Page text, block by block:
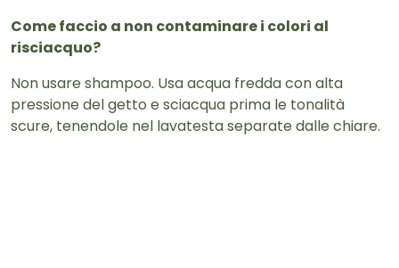
Come faccio a non contaminare i colori al
risciacquo?
Non usare shampoo. Usa acqua fredda con alta
pressione del getto e sciacqua prima le tonalità
scure, tenendole nel lavatesta separate dalle chiare.